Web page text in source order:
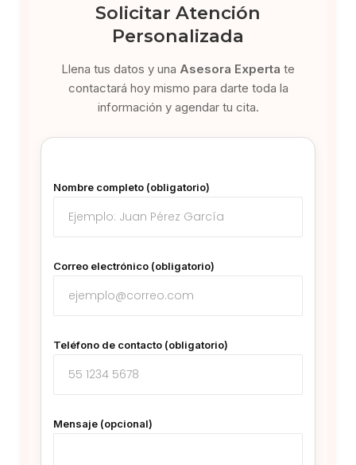
Solicitar Atención
Personalizada
Llena tus datos y una Asesora Experta te
contactará hoy mismo para darte toda la
información y agendar tu cita.
Nombre completo (obligatorio)
Correo electrónico (obligatorio)
Teléfono de contacto (obligatorio)
Mensaje (opcional)